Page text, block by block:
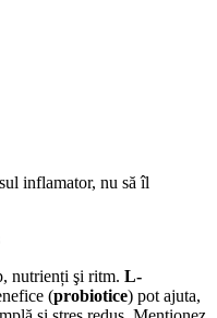
inflamator, nu să îl
nutrienți şi ritm. L-
(probiotice) pot ajuta,